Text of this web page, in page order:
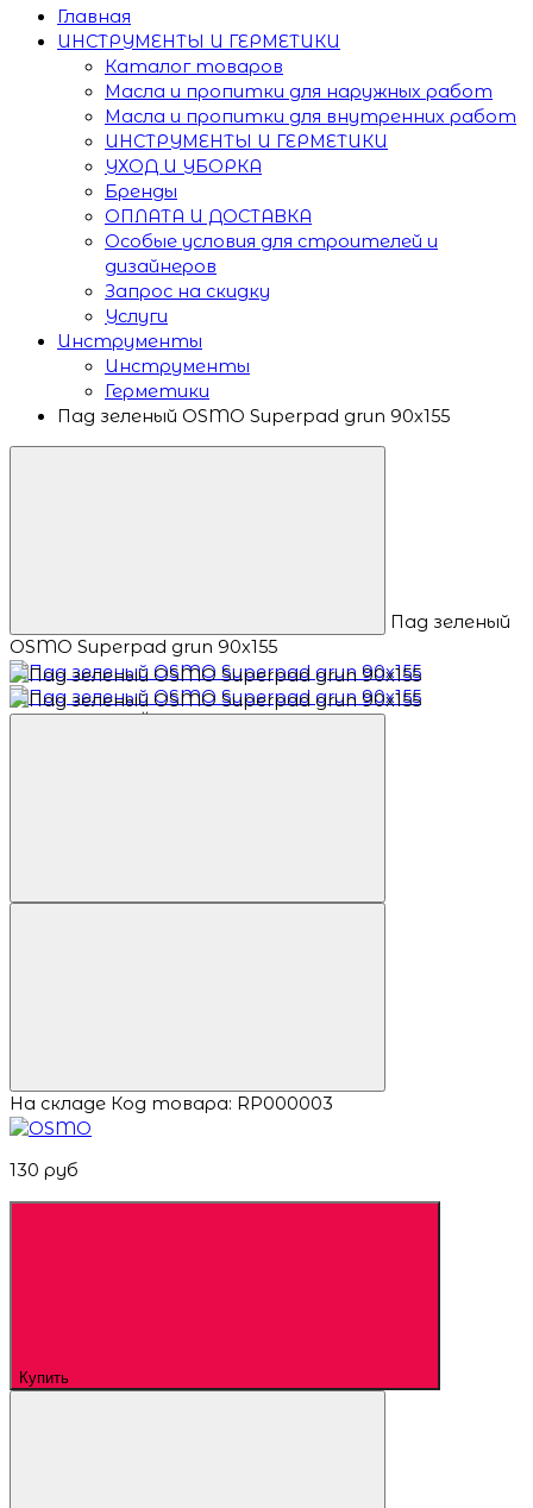
Главная
ИНСТРУМЕНТЫ И ГЕРМЕТИКИ
Каталог товаров
Масла и пропитки для наружных работ
Масла и пропитки для внутренних работ
ИНСТРУМЕНТЫ И ГЕРМЕТИКИ
УХОД И УБОРКА
Бренды
ОПЛАТА И ДОСТАВКА
Особые условия для строителей и
дизайнеров
Запрос на скидку
Услуги
Инструменты
Инструменты
Герметики
Пад зеленый OSMO Superpad grun 90x155
Пад зеленый
OSMO Superpad grun 90x155
ПОПУЛЯРНЫЙ ТОВАР Баллы: 7
На складе Код товара: RP000003
130 руб
Купить